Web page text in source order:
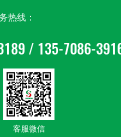
热线：
/ 135-7086-
客服微信